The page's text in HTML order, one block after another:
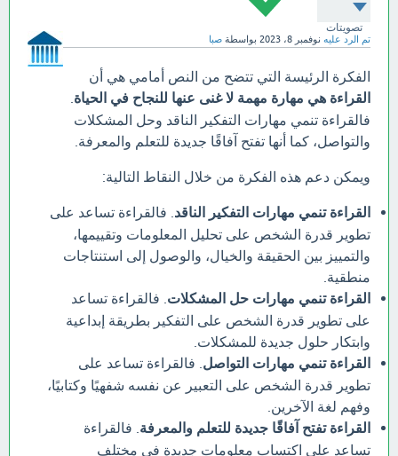
تصويتات
تم الرد عليه نوفمبر 8، 2023 بواسطة صبا
الفكرة الرئيسة التي تتضح من النص أمامي هي أن
القراءة هي مهارة مهمة لا غنى عنها للنجاح في الحياة
فالقراءة تنمي مهارات التفكير الناقد وحل المشكلات
والتواصل، كما أنها تفتح آفاقًا جديدة للتعلم والمعرفة.
ويمكن دعم هذه الفكرة من خلال النقاط التالية:
القراءة تنمي مهارات التفكير الناقد . فالقراءة تساعد على
تطوير قدرة الشخص على تحليل المعلومات وتقييمها،
والتمييز بين الحقيقة والخيال، والوصول إلى استنتاجات
منطقية.
القراءة تنمي مهارات حل المشكلات . فالقراءة تساعد
على تطوير قدرة الشخص على التفكير بطريقة إبداعية
وابتكار حلول جديدة للمشكلات.
القراءة تنمي مهارات التواصل . فالقراءة تساعد على
تطوير قدرة الشخص على التعبير عن نفسه شفهيًا وكتابيًا،
وفهم لغة الآخرين.
القراءة تفتح آفاقًا جديدة للتعلم والمعرفة . فالقراءة
تساعد على اكتساب معلومات جديدة في مختلف